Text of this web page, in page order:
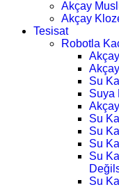
Akçay
Akçay
Tesisat
Robotla
Su
Suya
Su
Su
Su
Su
Su